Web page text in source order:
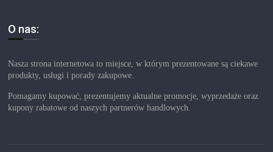
O nas:
Nasza strona internetowa to miejsce, w którym prezentowane są ciekawe
produkty, usługi i porady zakupowe.
Pomagamy kupować, prezentujemy aktualne promocje, wyprzedaże oraz
kupony rabatowe od naszych partnerów handlowych.